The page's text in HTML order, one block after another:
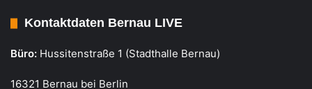
Kontaktdaten Bernau LIVE
Büro: Hussitenstraße 1 (Stadthalle Bernau)
16321 Bernau bei Berlin